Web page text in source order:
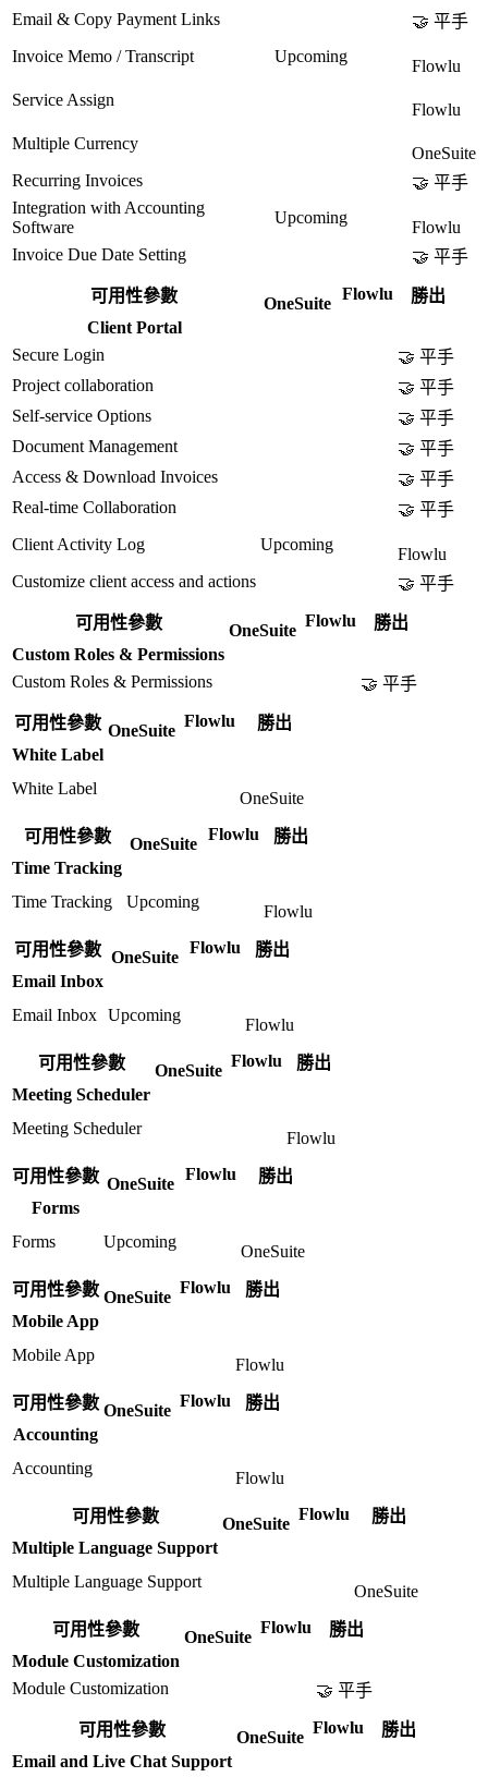
Email & Copy Payment Links
🤝 平手
Invoice Memo / Transcript
Upcoming
Flowlu
Service Assign
Flowlu
Multiple Currency
OneSuite
Recurring Invoices
🤝 平手
Integration with Accounting
Software
Upcoming
Flowlu
Invoice Due Date Setting
🤝 平手
可用性參數 OneSuite
Flowlu
勝出
Client Portal
Secure Login
🤝 平手
Project collaboration
🤝 平手
Self-service Options
🤝 平手
Document Management
🤝 平手
Access & Download Invoices
🤝 平手
Real-time Collaboration
🤝 平手
Client Activity Log
Upcoming
Flowlu
Customize client access and actions
🤝 平手
可用性參數 OneSuite
Flowlu
勝出
Custom Roles & Permissions
Custom Roles & Permissions
🤝 平手
可用性參數 OneSuite
Flowlu
勝出
White Label
White Label
OneSuite
可用性參數 OneSuite
Flowlu
勝出
Time Tracking
Time Tracking
Upcoming
Flowlu
可用性參數 OneSuite
Flowlu
勝出
Email Inbox
Email Inbox Upcoming
Flowlu
可用性參數 OneSuite
Flowlu
勝出
Meeting Scheduler
Meeting Scheduler
Flowlu
可用性參數 OneSuite
Flowlu
勝出
Forms
Forms
Upcoming
OneSuite
可用性參數 OneSuite
Flowlu
勝出
Mobile App
Mobile App
Flowlu
可用性參數 OneSuite
Flowlu
勝出
Accounting
Accounting
Flowlu
可用性參數 OneSuite
Flowlu
勝出
Multiple Language Support
Multiple Language Support
OneSuite
可用性參數 OneSuite
Flowlu
勝出
Module Customization
Module Customization
🤝 平手
可用性參數 OneSuite
Flowlu
勝出
Email and Live Chat Support